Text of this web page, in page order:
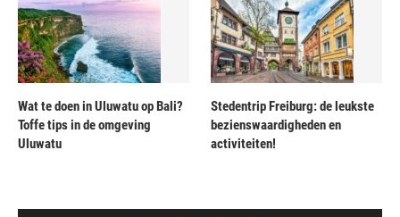
Wat te doen in Uluwatu op Bali?
Toffe tips in de omgeving
Uluwatu
Stedentrip Freiburg: de leukste
bezienswaardigheden en
activiteiten!